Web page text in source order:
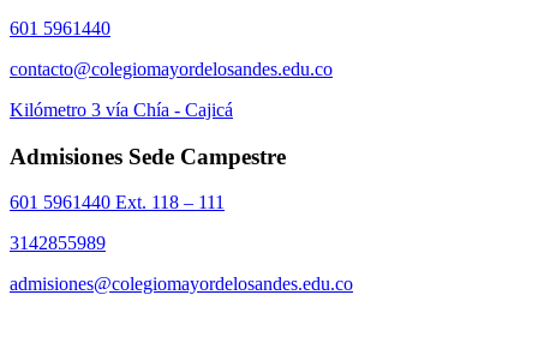
601 5961440
contacto@colegiomayordelosandes.edu.co
Kilómetro 3 vía Chía - Cajicá
Admisiones Sede Campestre
601 5961440 Ext. 118 – 111
3142855989
admisiones@colegiomayordelosandes.edu.co